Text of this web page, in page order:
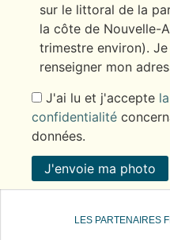
sur le littoral de la
la côte de Nouvelle-
trimestre environ). Je
renseigner mon
J'ai lu et j'accepte
confidentialité
données.
J'envoie ma photo
LES PARTENAIRES